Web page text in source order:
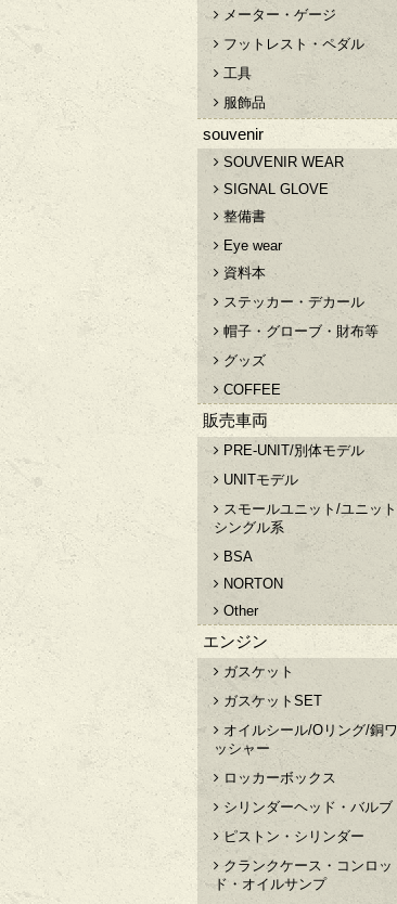
メーター・ゲージ
フットレスト・ペダル
工具
服飾品
souvenir
SOUVENIR WEAR
SIGNAL GLOVE
整備書
Eye wear
資料本
ステッカー・デカール
帽子・グローブ・財布等
グッズ
COFFEE
販売車両
PRE-UNIT/別体モデル
UNITモデル
スモールユニット/ユニット
シングル系
BSA
NORTON
Other
エンジン
ガスケット
ガスケットSET
オイルシール/Oリング/銅ワ
ッシャー
ロッカーボックス
シリンダーヘッド・バルブ
ピストン・シリンダー
クランクケース・コンロッ
ド・オイルサンプ